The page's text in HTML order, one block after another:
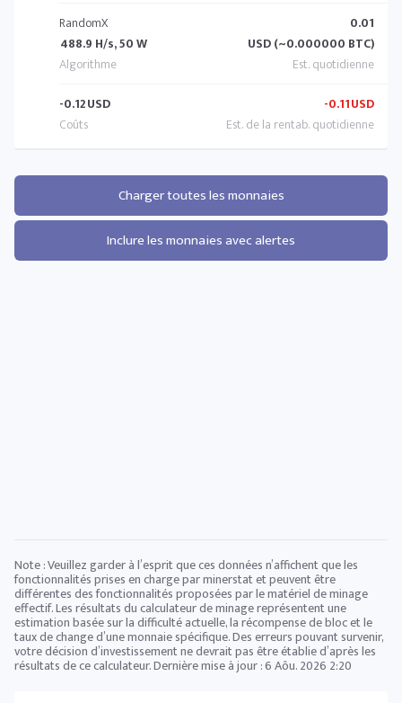
RandomX
488.9 H/s, 50 W
0.01
USD (~0.000000 BTC)
-0.12USD -0.11USD
Charger toutes les monnaies
Inclure les monnaies avec alertes
Note : Veuillez garder à l’esprit que ces données n’affichent que les
fonctionnalités prises en charge par minerstat et peuvent être
différentes des fonctionnalités proposées par le matériel de minage
effectif. Les résultats du calculateur de minage représentent une
estimation basée sur la difficulté actuelle, la récompense de bloc et le
taux de change d’une monnaie spécifique. Des erreurs pouvant survenir,
votre décision d’investissement ne devrait pas être établie d’après les
résultats de ce calculateur. Dernière mise à jour :6 Aôu. 2026 2:20